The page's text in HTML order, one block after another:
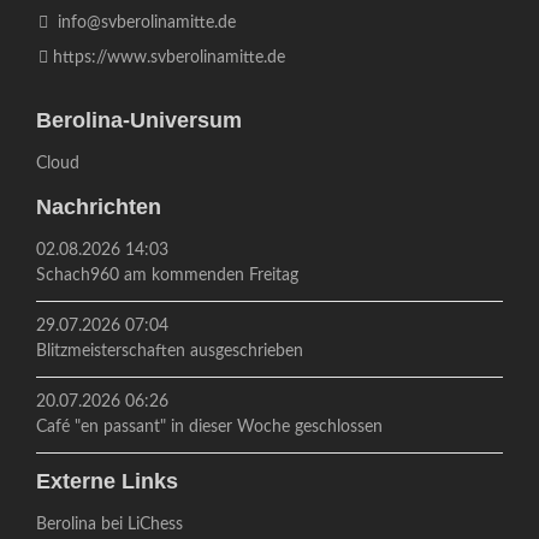
info@svberolinamitte.de
https://www.svberolinamitte.de
Berolina-Universum
Cloud
Nachrichten
02.08.2026 14:03
Schach960 am kommenden Freitag
29.07.2026 07:04
Blitzmeisterschaften ausgeschrieben
20.07.2026 06:26
Café "en passant" in dieser Woche geschlossen
Externe Links
Berolina bei LiChess